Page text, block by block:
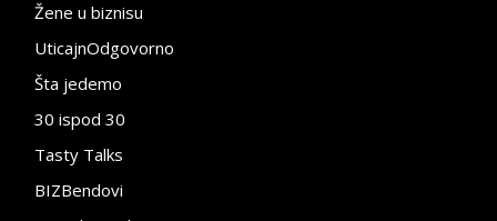
Žene u biznisu
UticajnOdgovorno
Šta jedemo
30 ispod 30
Tasty Talks
BIZBendovi